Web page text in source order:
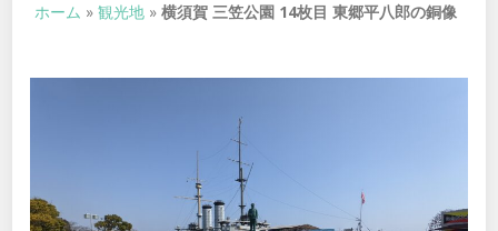
ホーム »観光地 »横須賀 三笠公園 14枚目 東郷平八郎の銅像